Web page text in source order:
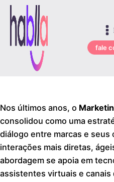
fale
Nos últimos anos, o
consolidou como uma
diálogo entre marcas e
interações mais diretas,
abordagem se apoia em
assistentes virtuais e canais